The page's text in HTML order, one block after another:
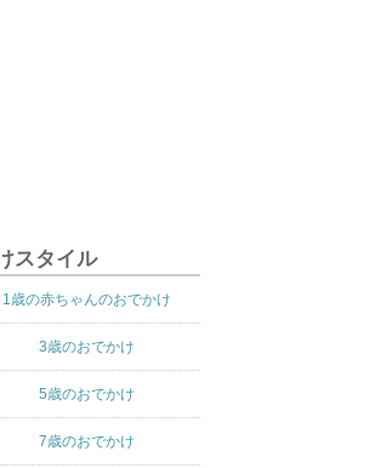
スタイル
1歳の赤ちゃんのおでかけ
3歳のおでかけ
5歳のおでかけ
7歳のおでかけ